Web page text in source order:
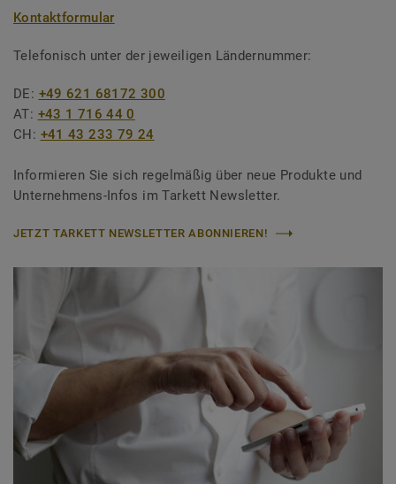
Kontaktformular
Telefonisch unter der jeweiligen Ländernummer:
DE: +49 621 68172 300
AT: +43 1 716 44 0
CH: +41 43 233 79 24
Informieren Sie sich regelmäßig über neue Produkte und
Unternehmens-Infos im Tarkett Newsletter.
JETZT TARKETT NEWSLETTER ABONNIEREN!